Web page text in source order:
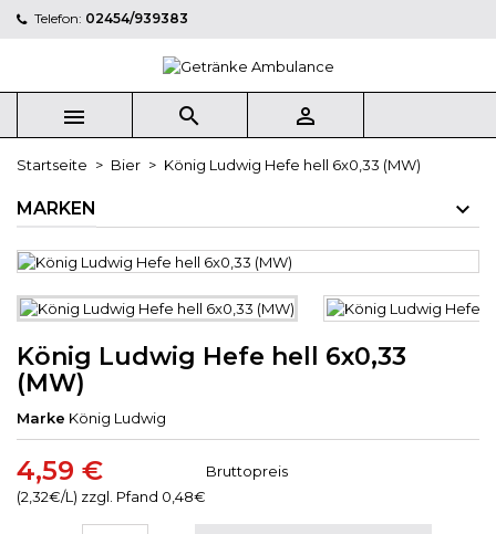
Telefon: 02454/939383
  
Startseite Bier König Ludwig Hefe hell 6x0,33 (MW)
MARKEN
König Ludwig Hefe hell 6x0,33
(MW)
Marke König Ludwig
4,59 €
(2,32€/L) zzgl. Pfand 0,48€
Bruttopreis